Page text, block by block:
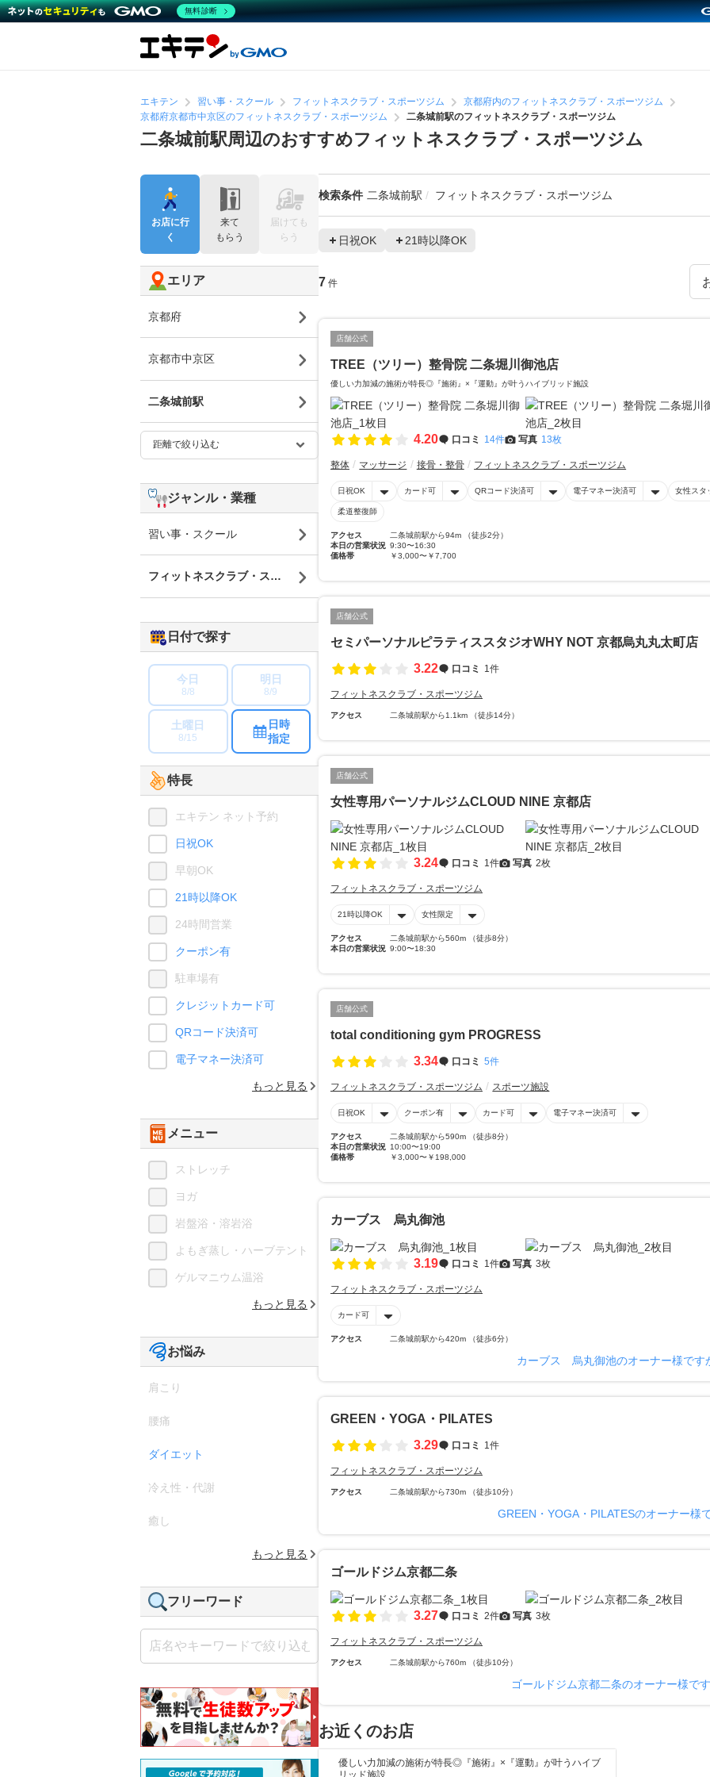
エキテン 習い事・スクール フィットネスクラブ・スポーツジム
京都府内のフィットネスクラブ・スポーツジム
京都府京都市中京区のフィットネスクラブ・スポーツジム
二条城前駅のフィットネスクラブ・スポーツジム
二条城前駅周辺のおすすめフィットネスクラブ・スポーツジム
検索条件 二条城前駅 フィットネスクラブ・スポーツジム
日祝OK 21時以降OK
7 件
店舗公式
TREE（ツリー）整骨院 二条堀川御池店
優しい力加減の施術が特長◎『施術』×『運動』が叶うハイブリッド施設
4.20 口コミ 14件 写真 13枚
整体 マッサージ 接骨・整骨 フィットネスクラブ・スポーツジム
日祝OK カード可 QRコード決済可 電子マネー決済可 女性スタ
柔道整復師
アクセス
二条城前駅から94m （徒歩2分）
本日の営業状況 9:30〜16:30
価格帯
￥3,000〜￥7,700
店舗公式
セミパーソナルピラティススタジオWHY NOT 京都烏丸丸太町店
3.22
口コミ 1件
フィットネスクラブ・スポーツジム
アクセス 二条城前駅から1.1km （徒歩14分）
店舗公式
女性専用パーソナルジムCLOUD NINE 京都店
3.24 口コミ 1件 写真 2枚
フィットネスクラブ・スポーツジム
21時以降OK 女性限定
アクセス
二条城前駅から560m （徒歩8分）
本日の営業状況 9:00〜18:30
店舗公式
total conditioning gym PROGRESS
3.34
口コミ 5件
フィットネスクラブ・スポーツジム スポーツ施設
日祝OK クーポン有 カード可 電子マネー決済可
アクセス
二条城前駅から590m （徒歩8分）
本日の営業状況 10:00〜19:00
価格帯
￥3,000〜￥198,000
カーブス 烏丸御池
3.19 口コミ 1件 写真 3枚
フィットネスクラブ・スポーツジム
カード可
アクセス 二条城前駅から420m （徒歩6分）
カーブス 烏丸御池のオーナー様です
GREEN・YOGA・PILATES
3.29
口コミ 1件
フィットネスクラブ・スポーツジム
アクセス 二条城前駅から730m （徒歩10分）
GREEN・YOGA・PILATESのオーナー様
ゴールドジム京都二条
3.27 口コミ 2件 写真 3枚
フィットネスクラブ・スポーツジム
アクセス 二条城前駅から760m （徒歩10分）
ゴールドジム京都二条のオーナー様で
お近くのお店
優しい力加減の施術が特長◎『施術』×『運動』が叶うハイブ
リッド施設
お店に行
く
来て
もらう
届けても
らう
エリア
京都府
京都市中京区
二条城前駅
ジャンル・業種
習い事・スクール
フィットネスクラブ・スポーツジム
日付で探す
今日
8/8
明日
8/9
土曜日
8/15
日時
指定
特長
エキテン ネット予約
日祝OK
早朝OK
21時以降OK
24時間営業
クーポン有
駐車場有
クレジットカード可
QRコード決済可
電子マネー決済可
もっと見る
メニュー
ストレッチ
ヨガ
岩盤浴・溶岩浴
よもぎ蒸し・ハーブテント
ゲルマニウム温浴
もっと見る
お悩み
肩こり
腰痛
ダイエット
冷え性・代謝
癒し
もっと見る
フリーワード
無料診断